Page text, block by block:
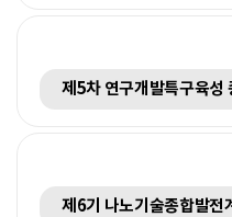
제5차 연구개발특구육성
제6기 나노기술종합발전